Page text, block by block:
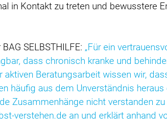
in Kontakt zu treten und bewusstere
SELBSTHILFE: „Für ein
dass chronisch kranke und
Beratungsarbeit wissen wir,
häufig aus dem Unverständnis
Zusammenhänge nicht verstanden
verstehen.de an und erklärt anhand